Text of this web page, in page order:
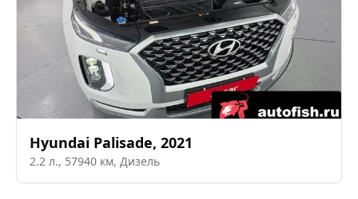
Hyundai Palisade, 2021
2.2 л., 57940 км, Дизель